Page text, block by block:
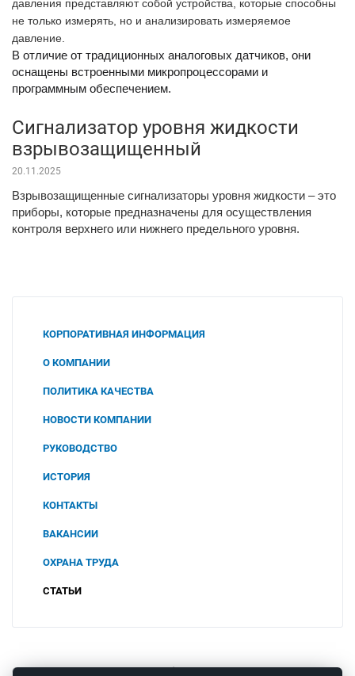
давления представляют собой устройства, которые способны
не только измерять, но и анализировать измеряемое
давление.
В отличие от традиционных аналоговых датчиков, они
оснащены встроенными микропроцессорами и
программным обеспечением.
Сигнализатор уровня жидкости
взрывозащищенный
20.11.2025
Взрывозащищенные сигнализаторы уровня жидкости – это
приборы, которые предназначены для осуществления
контроля верхнего или нижнего предельного уровня.
КОРПОРАТИВНАЯ ИНФОРМАЦИЯ
О КОМПАНИИ
ПОЛИТИКА КАЧЕСТВА
НОВОСТИ КОМПАНИИ
РУКОВОДСТВО
ИСТОРИЯ
КОНТАКТЫ
ВАКАНСИИ
ОХРАНА ТРУДА
2024
ПРОМЫШЛЕННОЙ БЕЗОПАСНОСТИ
СТАТЬИ
© 2008 – 2026 ООО «Теплоприбор-Сенсор»